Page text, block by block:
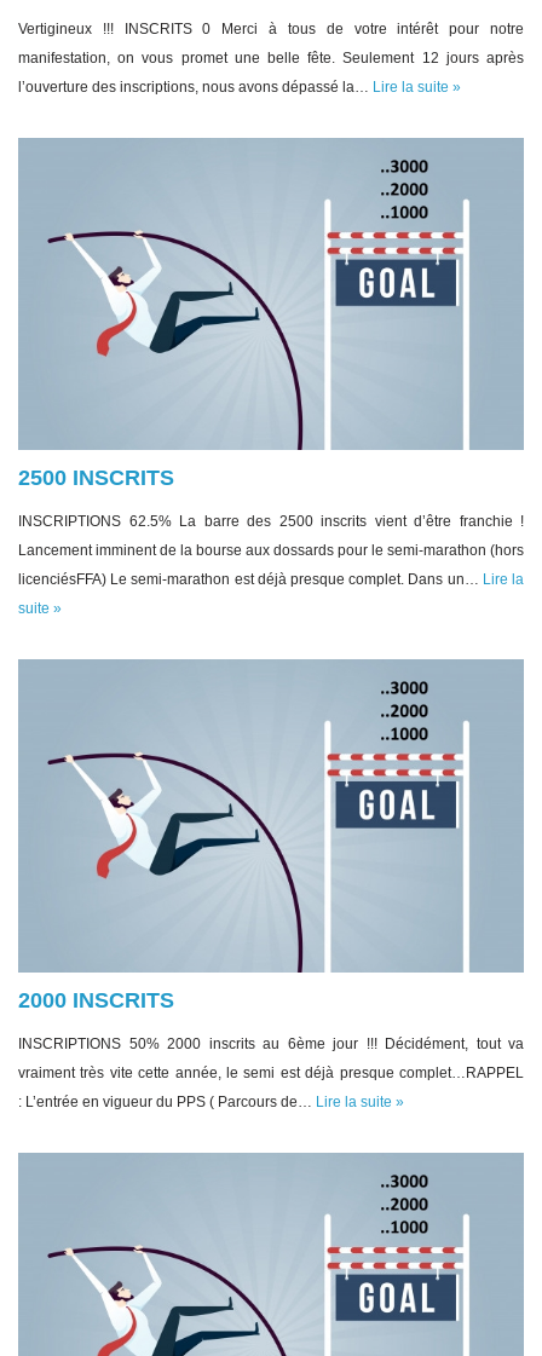
Vertigineux !!! INSCRITS 0 Merci à tous de votre intérêt pour notre
manifestation, on vous promet une belle fête. Seulement 12 jours après
l’ouverture des inscriptions, nous avons dépassé la… Lire la suite »
2500 INSCRITS
INSCRIPTIONS 62.5% La barre des 2500 inscrits vient d’être franchie !
Lancement imminent de la bourse aux dossards pour le semi-marathon (hors
licenciésFFA) Le semi-marathon est déjà presque complet. Dans un… Lire la
suite »
2000 INSCRITS
INSCRIPTIONS 50% 2000 inscrits au 6ème jour !!! Décidément, tout va
vraiment très vite cette année, le semi est déjà presque complet…RAPPEL
: L’entrée en vigueur du PPS ( Parcours de… Lire la suite »